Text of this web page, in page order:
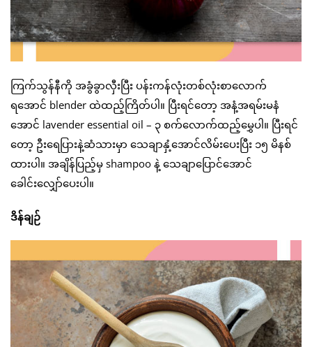
ကြက်သွန်နီကို အခွံခွာလှီးပြီး ပန်းကန်လုံးတစ်လုံးစာလောက်
ရအောင် blender ထဲထည့်ကြိတ်ပါ။ ပြီးရင်တော့ အနံ့အရမ်းမနံ
အောင် lavender essential oil – ၃ စက်လောက်ထည့်မွှေပါ။ ပြီးရင်
တော့ ဦးရေပြားနဲ့ဆံသားမှာ သေချာနှံ့အောင်လိမ်းပေးပြီး ၁၅ မိနစ်
ထားပါ။ အချိန်ပြည့်မှ shampoo နဲ့ သေချာပြောင်အောင်
ခေါင်းလျှော်ပေးပါ။
ဒိန်ချဉ်